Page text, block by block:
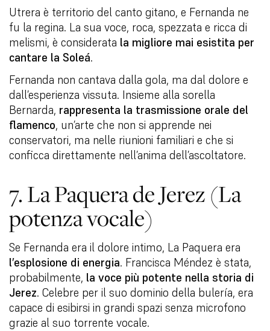
Utrera è territorio del canto gitano, e Fernanda ne
fu la regina. La sua voce, roca, spezzata e ricca di
melismi, è considerata la migliore mai esistita per
cantare la Soleá.
Fernanda non cantava dalla gola, ma dal dolore e
dall’esperienza vissuta. Insieme alla sorella
Bernarda, rappresenta la trasmissione orale del
flamenco, un’arte che non si apprende nei
conservatori, ma nelle riunioni familiari e che si
conficca direttamente nell’anima dell’ascoltatore.
7. La Paquera de Jerez (La
potenza vocale)
Se Fernanda era il dolore intimo, La Paquera era
l’esplosione di energia. Francisca Méndez è stata,
probabilmente, la voce più potente nella storia di
Jerez. Celebre per il suo dominio della bulería, era
capace di esibirsi in grandi spazi senza microfono
grazie al suo torrente vocale.